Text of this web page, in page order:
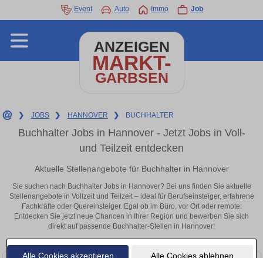
Alle Cookies akzeptieren Alle Cookies ablehnen
Event Auto Immo Job
ANZEIGEN
MARKT-
GARBSEN
❯ JOBS ❯ HANNOVER ❯ BUCHHALTER
Buchhalter Jobs in Hannover - Jetzt Jobs in Voll-
und Teilzeit entdecken
Aktuelle Stellenangebote für Buchhalter in Hannover
Sie suchen nach Buchhalter Jobs in Hannover? Bei uns finden Sie aktuelle
Stellenangebote in Vollzeit und Teilzeit – ideal für Berufseinsteiger, erfahrene
Fachkräfte oder Quereinsteiger. Egal ob im Büro, vor Ort oder remote:
Entdecken Sie jetzt neue Chancen in Ihrer Region und bewerben Sie sich
direkt auf passende Buchhalter-Stellen in Hannover!